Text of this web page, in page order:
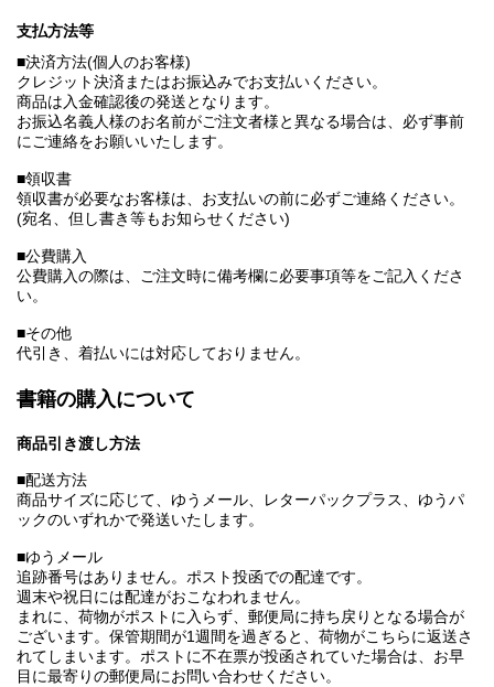
支払方法等
■決済方法(個人のお客様)
クレジット決済またはお振込みでお支払いください。
商品は入金確認後の発送となります。
お振込名義人様のお名前がご注文者様と異なる場合は、必ず事前
にご連絡をお願いいたします。
■領収書
領収書が必要なお客様は、お支払いの前に必ずご連絡ください。
(宛名、但し書き等もお知らせください)
■公費購入
公費購入の際は、ご注文時に備考欄に必要事項等をご記入くださ
い。
■その他
代引き、着払いには対応しておりません。
書籍の購入について
商品引き渡し方法
■配送方法
商品サイズに応じて、ゆうメール、レターパックプラス、ゆうパ
ックのいずれかで発送いたします。
■ゆうメール
追跡番号はありません。ポスト投函での配達です。
週末や祝日には配達がおこなわれません。
まれに、荷物がポストに入らず、郵便局に持ち戻りとなる場合が
ございます。保管期間が1週間を過ぎると、荷物がこちらに返送さ
れてしまいます。ポストに不在票が投函されていた場合は、お早
目に最寄りの郵便局にお問い合わせください。